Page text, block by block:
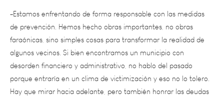
de prevención. Hemos hecho obras importantes, no obras
faraónicas, sino simples cosas para transformar la realidad de
algunos vecinos. Si bien encontramos un municipio con
desorden financiero y administrativo, no hablo del pasado
porque entraría en un clima de victimización y eso no lo tolero.
Hay que mirar hacia adelante, pero también honrar las deudas
y no tener ceguera a los problemas, siempre con pluralidad.